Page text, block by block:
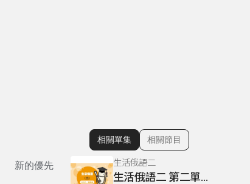
新的優先
顯示相關單集
相關單集 相關節目
生活俄語二
生活俄語二 第二單元 L9 P120